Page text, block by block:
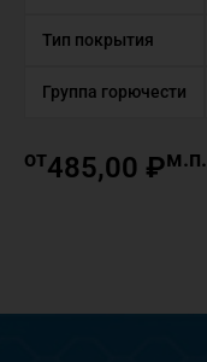
Тип покрытия
Группа горючести
от485,00 ₽м.п.